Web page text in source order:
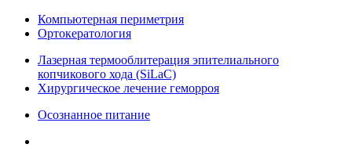
Компьютерная периметрия
Ортокератология
Лазерная термооблитерация эпителиального
копчикового хода (SiLaC)
Хирургическое лечение геморроя
Осознанное питание